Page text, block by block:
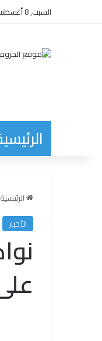
السبت, 8 أغسطس 2026
الرئيسية
الأخبار